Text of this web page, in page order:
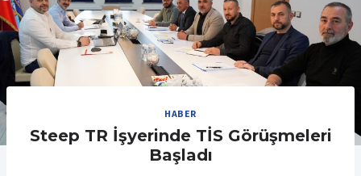
HABER
Steep TR İşyerinde TİS Görüşmeleri
Başladı